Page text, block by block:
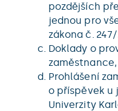
pozdějších
jednou pro
zákona č. 247/
Doklady o
Prohlášení
o příspěvek u
Univerzity